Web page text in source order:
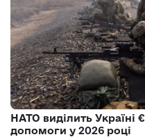
НАТО виділить Україні
допомоги у 2026 році